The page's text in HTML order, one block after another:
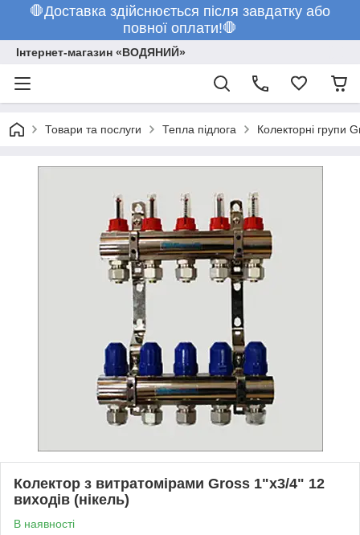
🛑Доставка здійснюється після завдатку або
повної оплати!🛑
Інтернет-магазин «ВОДЯНИЙ»
Товари та послуги Тепла підлога Колекторні групи
Колектор з витратомірами Gross 1"х3/4" 12
виходів (нікель)
В наявності